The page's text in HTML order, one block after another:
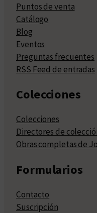
Puntos de venta
Catálogo
Blog
Eventos
Preguntas frecuentes
RSS Feed de entradas
Colecciones
Colecciones
Directores de
Obras completas de
Formularios
Contacto
Suscripción